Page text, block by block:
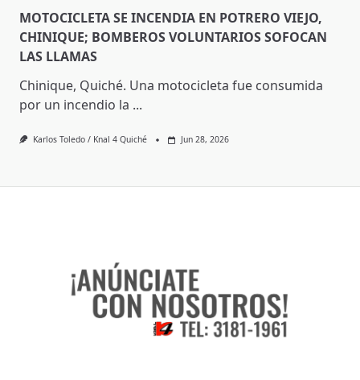
MOTOCICLETA SE INCENDIA EN POTRERO VIEJO,
CHINIQUE; BOMBEROS VOLUNTARIOS SOFOCAN
LAS LLAMAS
Chinique, Quiché. Una motocicleta fue consumida
por un incendio la ...
Karlos Toledo / Knal 4 Quiché Jun 28, 2026